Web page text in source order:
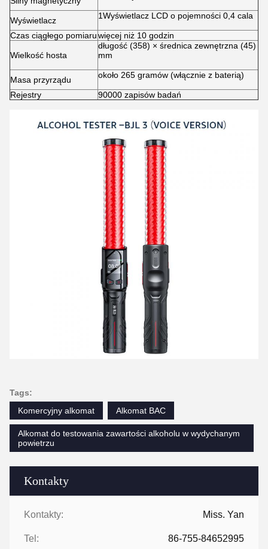
Kontakty
Kontakty: Miss. Yan
Tel: 86-755-84652995
Wyświetlacz 1Wyświetlacz LCD o pojemności 0,4 cala
Czas ciągłego pomiaruwięcej niż 10 godzin
Wielkość hosta
długość (358) × średnica zewnętrzna (45)
mm
Masa przyrządu około 265 gramów (włącznie z baterią)
Rejestry 90000 zapisów badań
Tags:
Komercyjny alkomat
Alkomat BAC
Alkomat do testowania zawartości alkoholu w wydychanym
powietrzu